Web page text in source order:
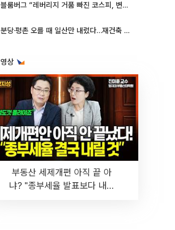
블룸버그 “레버리지 거품 빠진 코스피, 변동성 최악 국면 지났을 가능성”
분당·평촌 오를 때 일산만 내렸다…재건축 기대감도 ‘무색’
상
부동산 세제개편 아직 끝 아
냐? "종부세율 발표보다 내릴